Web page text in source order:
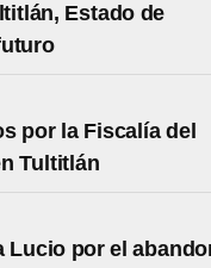
Estado de
por la Fiscalía del
Tultitlán
Lucio por el